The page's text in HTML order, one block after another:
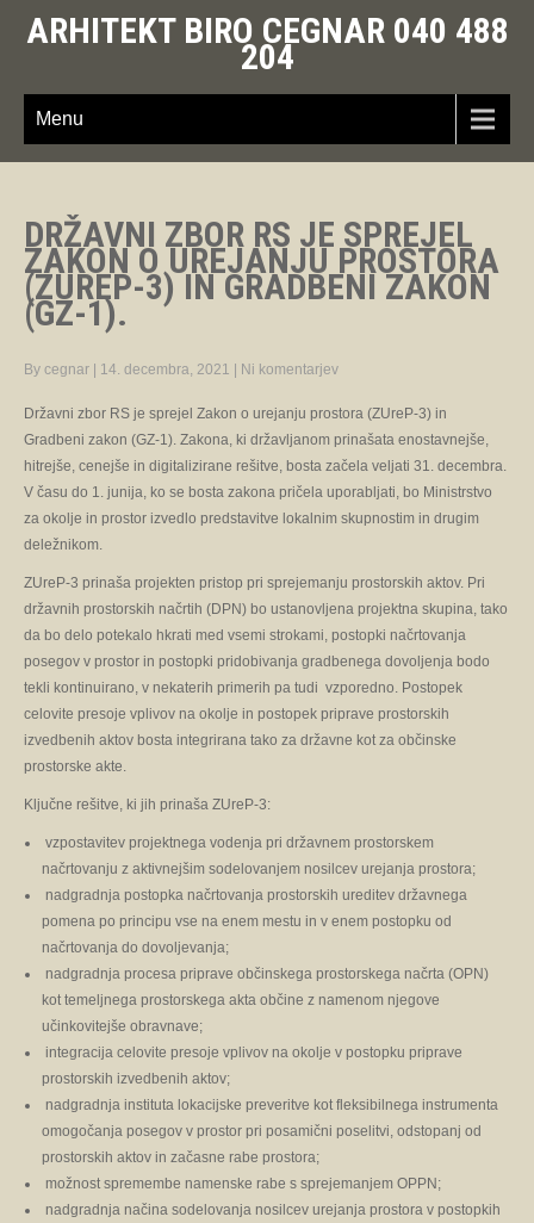
ARHITEKT BIRO CEGNAR 040 488
204
Menu
DRŽAVNI ZBOR RS JE SPREJEL
ZAKON O UREJANJU PROSTORA
(ZUREP-3) IN GRADBENI ZAKON
(GZ-1).
By cegnar 14. decembra, 2021 Ni komentarjev
Državni zbor RS je sprejel Zakon o urejanju prostora (ZUreP-3) in
Gradbeni zakon (GZ-1). Zakona, ki državljanom prinašata enostavnejše,
hitrejše, cenejše in digitalizirane rešitve, bosta začela veljati 31. decembra.
V času do 1. junija, ko se bosta zakona pričela uporabljati, bo Ministrstvo
za okolje in prostor izvedlo predstavitve lokalnim skupnostim in drugim
deležnikom.
ZUreP-3 prinaša projekten pristop pri sprejemanju prostorskih aktov. Pri
državnih prostorskih načrtih (DPN) bo ustanovljena projektna skupina, tako
da bo delo potekalo hkrati med vsemi strokami, postopki načrtovanja
posegov v prostor in postopki pridobivanja gradbenega dovoljenja bodo
tekli kontinuirano, v nekaterih primerih pa tudi vzporedno. Postopek
celovite presoje vplivov na okolje in postopek priprave prostorskih
izvedbenih aktov bosta integrirana tako za državne kot za občinske
prostorske akte.
Ključne rešitve, ki jih prinaša ZUreP-3:
vzpostavitev projektnega vodenja pri državnem prostorskem
načrtovanju z aktivnejšim sodelovanjem nosilcev urejanja prostora;
nadgradnja postopka načrtovanja prostorskih ureditev državnega
pomena po principu vse na enem mestu in v enem postopku od
načrtovanja do dovoljevanja;
nadgradnja procesa priprave občinskega prostorskega načrta (OPN)
kot temeljnega prostorskega akta občine z namenom njegove
učinkovitejše obravnave;
integracija celovite presoje vplivov na okolje v postopku priprave
prostorskih izvedbenih aktov;
nadgradnja instituta lokacijske preveritve kot fleksibilnega instrumenta
omogočanja posegov v prostor pri posamični poselitvi, odstopanj od
prostorskih aktov in začasne rabe prostora;
možnost spremembe namenske rabe s sprejemanjem OPPN;
nadgradnja načina sodelovanja nosilcev urejanja prostora v postopkih